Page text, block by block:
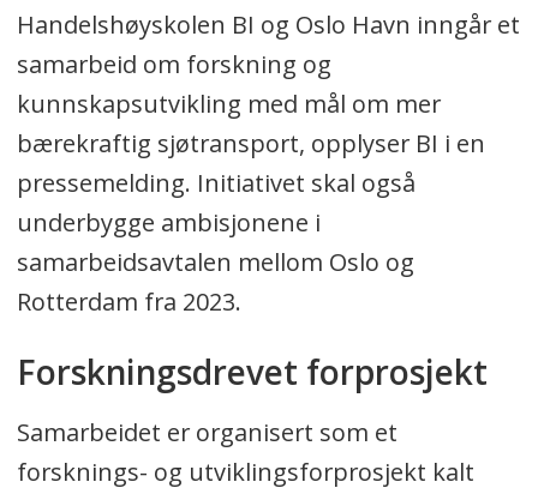
Handelshøyskolen BI og Oslo Havn inngår et
samarbeid om forskning og
kunnskapsutvikling med mål om mer
bærekraftig sjøtransport, opplyser BI i en
pressemelding. Initiativet skal også
underbygge ambisjonene i
samarbeidsavtalen mellom Oslo og
Rotterdam fra 2023.
Forskningsdrevet forprosjekt
Samarbeidet er organisert som et
forsknings- og utviklingsforprosjekt kalt